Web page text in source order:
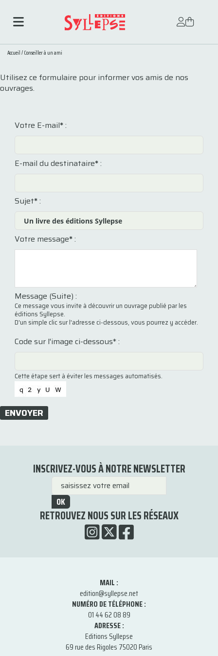
Accueil/Conseiller à un ami
Utilisez ce formulaire pour informer vos amis de nos
ouvrages.
Votre E-mail*:
E-mail du destinataire*:
Sujet*:
Votre message*:
Message (Suite) :
Ce message vous invite à découvrir un ouvrage publié par les
éditions Syllepse.
D'un simple clic sur l'adresse ci-dessous, vous pourrez y accéder.
Code sur l'image ci-dessous* :
Cette étape sert à éviter les messages automatisés.
ENVOYER
INSCRIVEZ-VOUS À NOTRE NEWSLETTER
OK
RETROUVEZ NOUS SUR LES RÉSEAUX
MAIL :
edition@syllepse.net
NUMÉRO DE TÉLÉPHONE :
01 44 62 08 89
ADRESSE :
Editions Syllepse
69 rue des Rigoles 75020 Paris